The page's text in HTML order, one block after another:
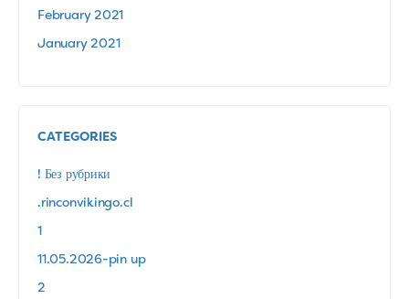
February 2021
January 2021
CATEGORIES
! Без рубрики
.rinconvikingo.cl
1
11.05.2026-pin up
2